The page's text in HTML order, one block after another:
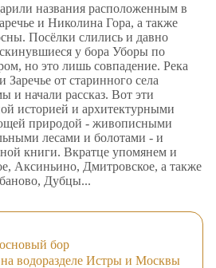
названия расположенным в
и Николина Гора, а также
Посёлки слились и давно
у бора Уборы по
но это лишь совпадение. Река
от старинного села
и начали рассказ. Вот эти
историей и архитектурными
природой - живописными
лесами и болотами - и
книги. Вкратце упомянем и
Аксиньино, Дмитровское, а также
Дубцы...
бор
водоразделе Истры и Москвы